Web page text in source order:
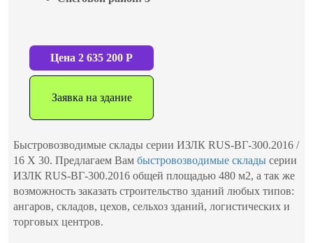
Цена 2 635 200 Р
Заявка на здание
Быстровозводимые склады серии ИЗЛК RUS-ВГ-300.2016 /
16 X 30. Предлагаем Вам быстровозводимые склады серии
ИЗЛК RUS-ВГ-300.2016 общей площадью 480 м2, а так же
возможность заказать строительство зданий любых типов:
ангаров, складов, цехов, сельхоз зданий, логистических и
торговых центров.